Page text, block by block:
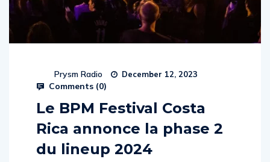
Prysm Radio December 12, 2023
Comments (0)
Le BPM Festival Costa
Rica annonce la phase 2
du lineup 2024